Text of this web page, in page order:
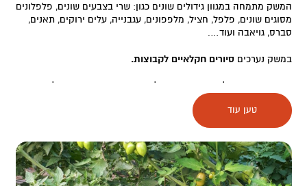
המשק מתמחה במגוון גידולים שונים כגון: שרי בצבעים שונים, פלפלונים
מסוגים שונים, פלפל, חציל, מלפפונים, עגבנייה, עלים ירוקים, תאנים,
סברס, גויאבה ועוד….
במשק נערכים סיורים חקלאיים לקבוצות.
בסיורים נרחיב על התפתחות החקלאות באזור, נראה את השלבים
השונים של התפתחות הפרי עד לקטיף וכן נצפה בכוורת שקופה ונראה
את עבודת הדבורים ותרומתם להפריית העגבנייה. בנוסף, נעלה לתצפית
המשקיפה על האזור ונשמע הסבר על האזור מהיבטים שונים.
תקופת הסיורים: נובמבר – אפריל.
הסיורים מתקיימים לקבוצות בלבד. מינימום 30 משתתפים.
טען עוד